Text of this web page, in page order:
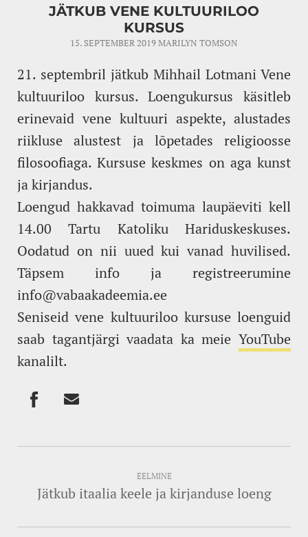
JÄTKUB VENE KULTUURILOO
KURSUS
15. SEPTEMBER 2019MARILYN TOMSON
21. septembril jätkub Mihhail Lotmani Vene
kultuuriloo kursus. Loengukursus käsitleb
erinevaid vene kultuuri aspekte, alustades
riikluse alustest ja lõpetades religioosse
filosoofiaga. Kursuse keskmes on aga kunst
ja kirjandus.
Loengud hakkavad toimuma laupäeviti kell
14.00 Tartu Katoliku Hariduskeskuses.
Oodatud on nii uued kui vanad huvilised.
Täpsem info ja registreerumine
info@vabaakadeemia.ee
Seniseid vene kultuuriloo kursuse loenguid
saab tagantjärgi vaadata ka meie YouTube
kanalilt.
EELMINE
Jätkub itaalia keele ja kirjanduse loeng